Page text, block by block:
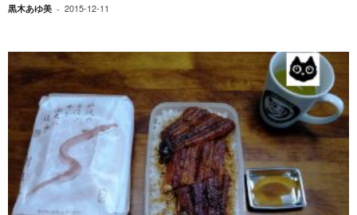
黒木あゆ美 - 2015-12-11